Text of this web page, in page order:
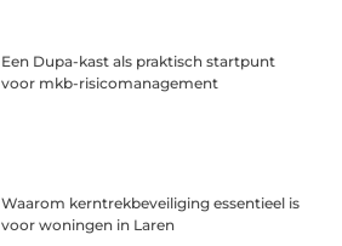
Een Dupa-kast als praktisch startpunt
voor mkb-risicomanagement
Waarom kerntrekbeveiliging essentieel is
voor woningen in Laren